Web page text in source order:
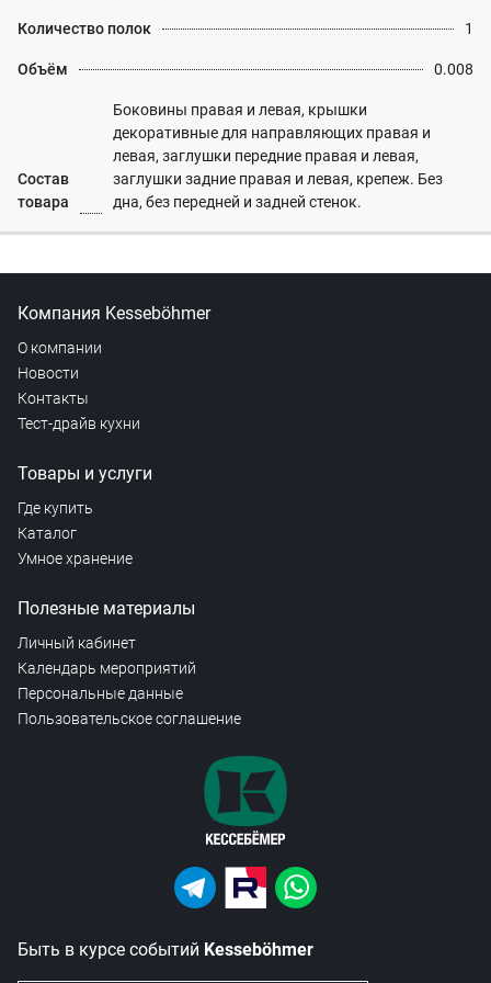
Количество полок 1
Объём 0.008
Состав
товара
Боковины правая и левая, крышки
декоративные для направляющих правая и
левая, заглушки передние правая и левая,
заглушки задние правая и левая, крепеж. Без
дна, без передней и задней стенок.
Компания Kesseböhmer
О компании
Новости
Контакты
Тест-драйв кухни
Товары и услуги
Где купить
Каталог
Умное хранение
Полезные материалы
Личный кабинет
Календарь мероприятий
Персональные данные
Пользовательское соглашение
Быть в курсе событий Kesseböhmer